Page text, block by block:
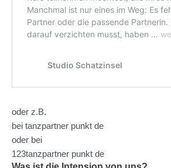
oder z.B.
bei tanzpartner punkt de
oder bei
123tanzpartner punkt de